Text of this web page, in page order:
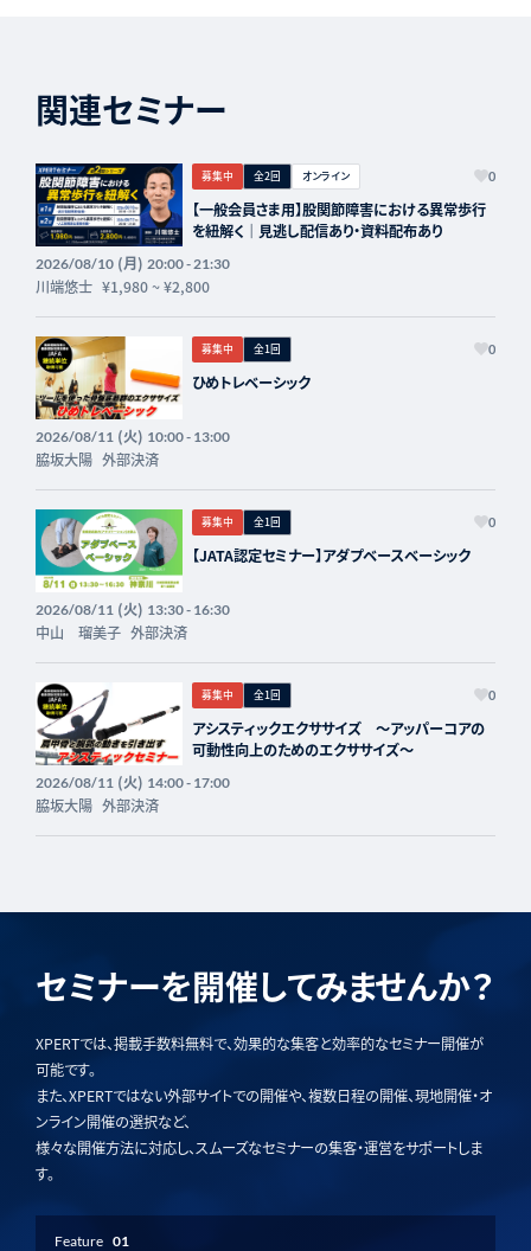
関連セミナー
募集中 全2回 オンライン 0
【一般会員さま用】股関節障害における異常歩行
を紐解く｜見逃し配信あり・資料配布あり
2026/08/10(月) 20:00 - 21:30
川端悠士 ¥1,980~¥2,800
募集中 全1回 0
ひめトレベーシック
2026/08/11(火) 10:00 - 13:00
脇坂大陽 外部決済
募集中 全1回 0
【JATA認定セミナー】アダプベースベーシック
2026/08/11(火) 13:30 - 16:30
中山 瑠美子 外部決済
募集中 全1回 0
アシスティックエクササイズ 〜アッパーコアの
可動性向上のためのエクササイズ〜
2026/08/11(火) 14:00 - 17:00
脇坂大陽 外部決済
セミナーを開催してみませんか？
XPERTでは、掲載手数料無料で、効果的な集客と効率的なセミナー開催が
可能です。
また、XPERTではない外部サイトでの開催や、複数日程の開催、現地開催・オ
ンライン開催の選択など、
様々な開催方法に対応し、スムーズなセミナーの集客・運営をサポートしま
す。
Feature 01